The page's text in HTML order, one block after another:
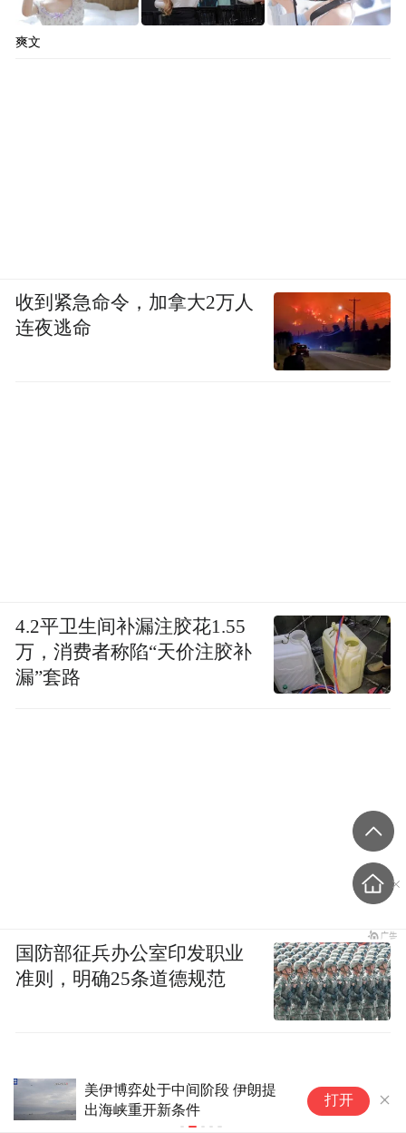
美伊博弈处于中间阶段 伊朗提
出海峡重开新条件
AI驶入“L3
打开
爽文
收到紧急命令，加拿大2万人
连夜逃命
4.2平卫生间补漏注胶花1.55
万，消费者称陷“天价注胶补
漏”套路
国防部征兵办公室印发职业
准则，明确25条道德规范